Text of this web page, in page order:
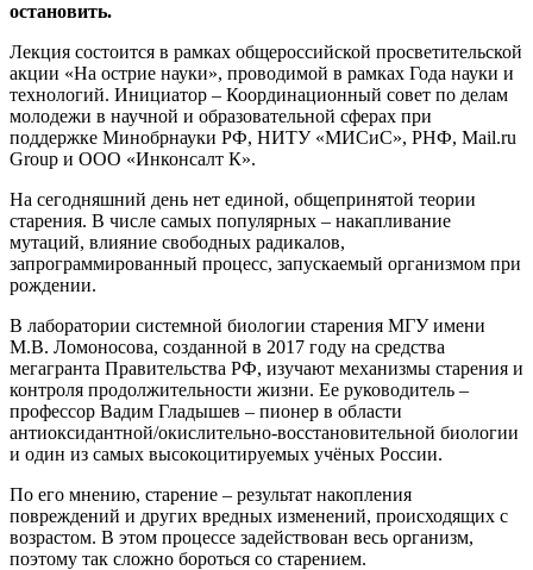
остановить.
Лекция состоится в рамках общероссийской просветительской
акции «На острие науки», проводимой в рамках Года науки и
технологий. Инициатор – Координационный совет по делам
молодежи в научной и образовательной сферах при
поддержке Минобрнауки РФ, НИТУ «МИСиС», РНФ, Mail.ru
Group и ООО «Инконсалт К».
На сегодняшний день нет единой, общепринятой теории
старения. В числе самых популярных – накапливание
мутаций, влияние свободных радикалов,
запрограммированный процесс, запускаемый организмом при
рождении.
В лаборатории системной биологии старения МГУ имени
М.В. Ломоносова, созданной в 2017 году на средства
мегагранта Правительства РФ, изучают механизмы старения и
контроля продолжительности жизни. Ее руководитель –
профессор Вадим Гладышев – пионер в области
антиоксидантной/окислительно-восстановительной биологии
и один из самых высокоцитируемых учёных России.
По его мнению, старение – результат накопления
повреждений и других вредных изменений, происходящих с
возрастом. В этом процессе задействован весь организм,
поэтому так сложно бороться со старением.